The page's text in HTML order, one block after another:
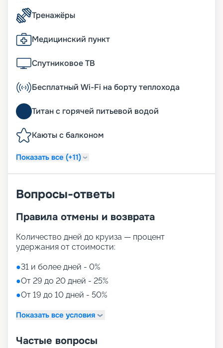
Тренажёры
Медицинский пункт
Спутниковое ТВ
Бесплатный Wi-Fi на борту теплохода
Титан с горячей питьевой водой
Каюты с балконом
Показать все (+11)
Вопросы-ответы
Правила отмены и возврата
Количество дней до круиза — процент
удержания от стоимости:
●31 и более дней - 0%
●От 29 до 20 дней - 25%
●От 19 до 10 дней - 50%
Показать все условия
Частые вопросы